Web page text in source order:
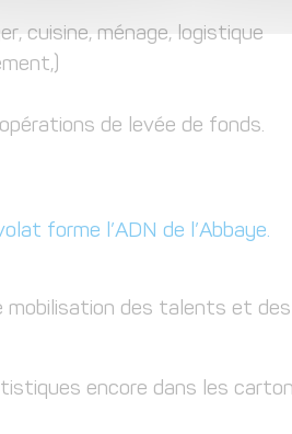
cuisine, ménage, logistique
de levée de fonds.
forme l’ADN de l’Abbaye.
des talents et des
encore dans les